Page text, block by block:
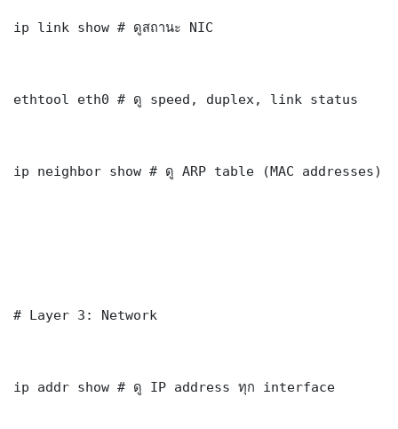
ip link show # ดูสถานะ NIC
ethtool eth0 # ดู speed, duplex, link status
ip neighbor show # ดู ARP table (MAC addresses)
# Layer 3: Network
ip addr show # ดู IP address ทุก interface